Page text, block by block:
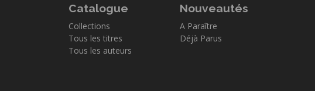
Catalogue
Collections
Tous les titres
Tous les auteurs
Nouveautés
A Paraître
Déjà Parus